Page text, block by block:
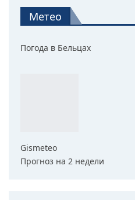
Метео
Погода в Бельцах
Gismeteo
Прогноз на 2 недели